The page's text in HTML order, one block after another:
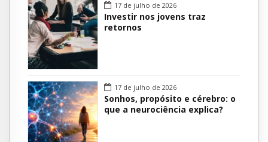
17 de julho de 2026
Investir nos jovens traz
retornos
17 de julho de 2026
Sonhos, propósito e cérebro: o
que a neurociência explica?